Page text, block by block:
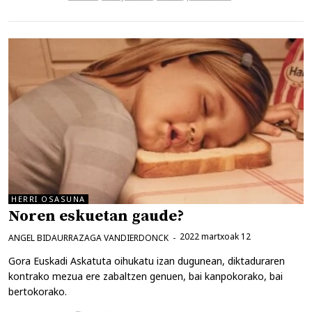
HERRI OSASUNA
Noren eskuetan gaude?
2022 martxoak 12
ANGEL BIDAURRAZAGA VANDIERDONCK
Gora Euskadi Askatuta oihukatu izan dugunean, diktaduraren
kontrako mezua ere zabaltzen genuen, bai kanpokorako, bai
bertokorako.